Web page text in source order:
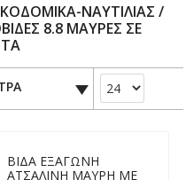
ΝΑΥΤΙΛΙΑΣ /
8.8 ΜΑΥΡΕΣ ΣΕ
ΒΙΔΑ ΕΞΑΓΩΝΗ
ΑΤΣΑΛΙΝΗ ΜΑΥΡΗ ΜΕ